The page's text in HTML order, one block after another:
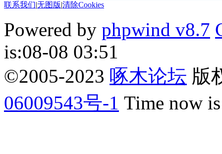
联系我们|无图版|清除Cookies
Powered by phpwind v8.7
is:08-08 03:51
©2005-2023 啄木论坛 版
06009543号-1 Time now